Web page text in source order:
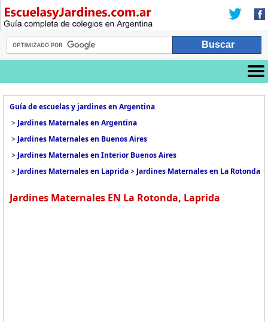
Guía de escuelas y jardines en Argentina
> Jardines Maternales en Argentina
> Jardines Maternales en Buenos Aires
> Jardines Maternales en Interior Buenos Aires
> Jardines Maternales en Laprida> Jardines Maternales en La Rotonda
Jardines Maternales EN La Rotonda, Laprida